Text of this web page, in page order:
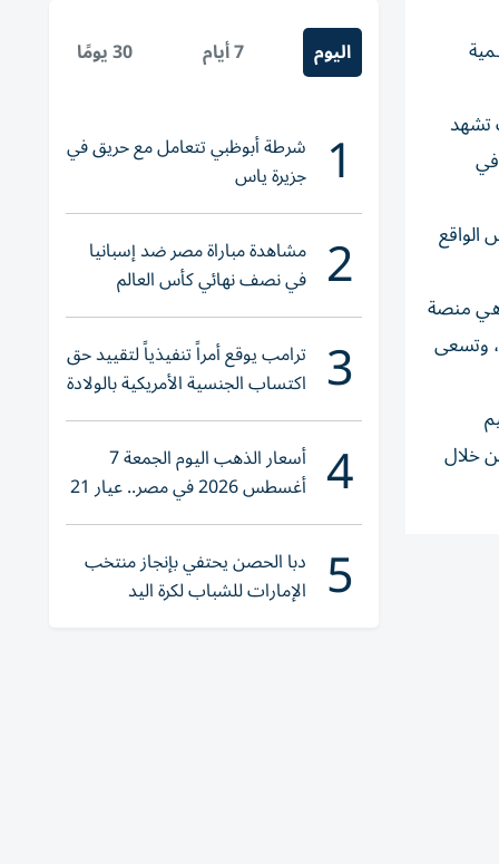
ﺣﯿﺚ ﺗﺸﮭﺪ
ﻓﻲ
ھﻲ ﻣﻨﺼﺔ
وﺗﺴﻌﻰ
ﻣﻦ ﺧﻼل
اليوم 7 أيام 30 يومًا
1 شرطة أبوظبي تتعامل مع حريق في
جزيرة ياس
2 مشاهدة مباراة مصر ضد إسبانيا
في نصف نهائي كأس العالم
لناشئات اليد 2026
3 ترامب يوقع أمراً تنفيذياً لتقييد حق
اكتساب الجنسية الأمريكية بالولادة
4 أسعار الذهب اليوم الجمعة 7
أغسطس 2026 في مصر.. عيار 21
يقترب من هذا الرقم
5 دبا الحصن يحتفي بإنجاز منتخب
الإمارات للشباب لكرة اليد